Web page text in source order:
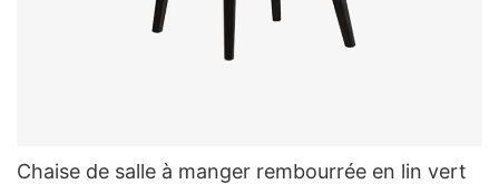
Chaise de salle à manger rembourrée en lin vert